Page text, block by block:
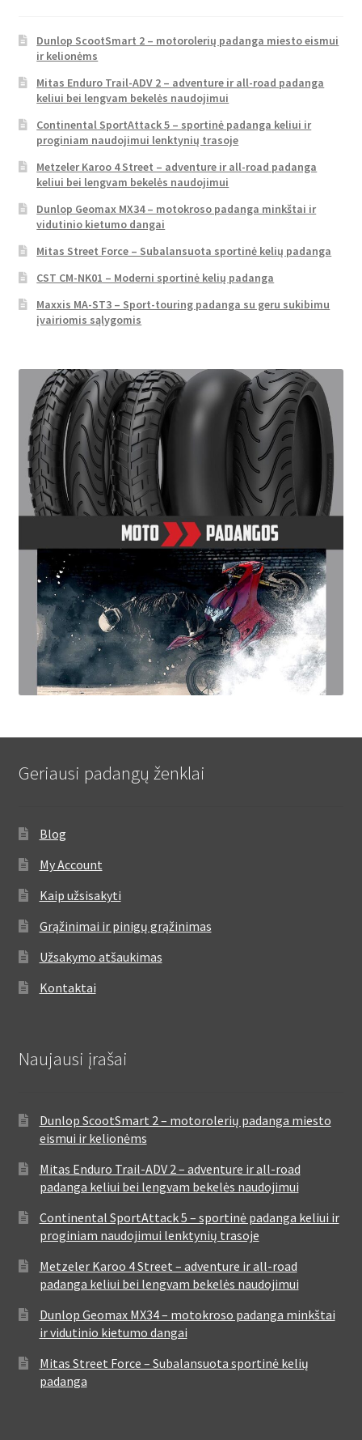
Dunlop ScootSmart 2 – motorolerių padanga miesto eismui
ir kelionėms
Mitas Enduro Trail-ADV 2 – adventure ir all-road padanga
keliui bei lengvam bekelės naudojimui
Continental SportAttack 5 – sportinė padanga keliui ir
proginiam naudojimui lenktynių trasoje
Metzeler Karoo 4 Street – adventure ir all-road padanga
keliui bei lengvam bekelės naudojimui
Dunlop Geomax MX34 – motokroso padanga minkštai ir
vidutinio kietumo dangai
Mitas Street Force – Subalansuota sportinė kelių padanga
CST CM-NK01 – Moderni sportinė kelių padanga
Maxxis MA-ST3 – Sport-touring padanga su geru sukibimu
įvairiomis sąlygomis
Geriausi padangų ženklai
Blog
My Account
Kaip užsisakyti
Grąžinimai ir pinigų grąžinimas
Užsakymo atšaukimas
Kontaktai
Naujausi įrašai
Dunlop ScootSmart 2 – motorolerių padanga miesto
eismui ir kelionėms
Mitas Enduro Trail-ADV 2 – adventure ir all-road
padanga keliui bei lengvam bekelės naudojimui
Continental SportAttack 5 – sportinė padanga keliui ir
proginiam naudojimui lenktynių trasoje
Metzeler Karoo 4 Street – adventure ir all-road
padanga keliui bei lengvam bekelės naudojimui
Dunlop Geomax MX34 – motokroso padanga minkštai
ir vidutinio kietumo dangai
Mitas Street Force – Subalansuota sportinė kelių
padanga